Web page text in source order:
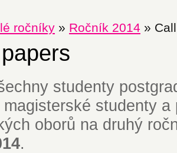
ročníky » Ročník 2014 »
studenty
magisterské studenty a
oborů na druhý
.